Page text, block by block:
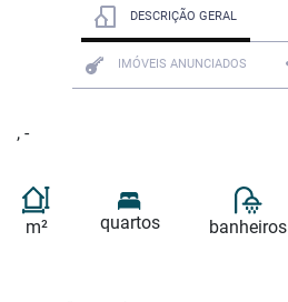
DESCRIÇÃO GERAL
IMÓVEIS ANUNCIADOS
, -
m² quartos banheiros